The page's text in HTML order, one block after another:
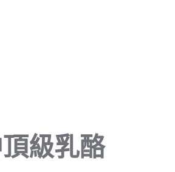
級乳酪